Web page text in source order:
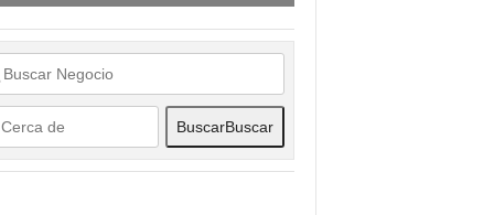
BuscarBuscar